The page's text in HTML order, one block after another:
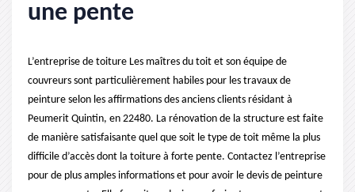
une pente
L’entreprise de toiture Les maîtres du toit et son équipe de
couvreurs sont particulièrement habiles pour les travaux de
peinture selon les affirmations des anciens clients résidant à
Peumerit Quintin, en 22480. La rénovation de la structure est faite
de manière satisfaisante quel que soit le type de toit même la plus
difficile d’accès dont la toiture à forte pente. Contactez l’entreprise
pour de plus amples informations et pour avoir le devis de peinture